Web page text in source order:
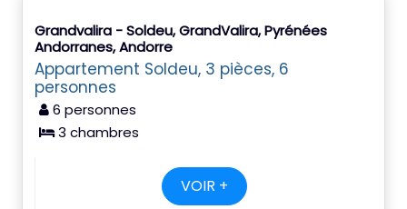
Grandvalira - Soldeu, GrandValira, Pyrénées
Andorranes, Andorre
Appartement Soldeu, 3 pièces, 6
personnes
6 personnes
3 chambres
VOIR +